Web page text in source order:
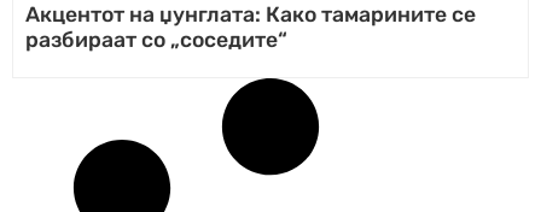
Акцентот на џунглата: Како тамарините се
разбираат со „соседите“